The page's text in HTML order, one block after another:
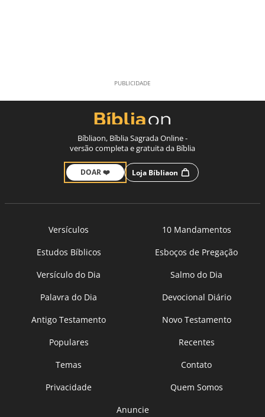
Bíbliaon, Bíblia Sagrada Online -
versão completa e gratuita da Bíblia
DOAR ❤️ Loja Bíbliaon
Versículos
10 Mandamentos
Estudos Bíblicos
Esboços de Pregação
Versículo do Dia
Salmo do Dia
Palavra do Dia
Devocional Diário
Antigo Testamento
Novo Testamento
Populares
Recentes
Temas
Contato
Privacidade
Quem Somos
Anuncie